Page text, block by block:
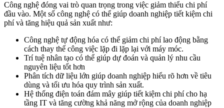
Công nghệ đóng vai trò quan trọng trong việc giảm thiểu chi phí
đầu vào. Một số công nghệ có thể giúp doanh nghiệp tiết kiệm chi
phí và tăng hiệu quả sản xuất như:
Công nghệ tự động hóa có thể giảm chi phí lao động bằng
cách thay thế công việc lặp đi lặp lại với máy móc.
Trí tuệ nhân tạo có thể giúp dự đoán và quản lý nhu cầu
nguyên liệu tốt hơn
Phân tích dữ liệu lớn giúp doanh nghiệp hiểu rõ hơn về tiêu
dùng và tối ưu hóa quy trình sản xuất.
Hệ thống điện toán đám mây giúp tiết kiệm chi phí cho hạ
tầng IT và tăng cường khả năng mở rộng của doanh nghiệp